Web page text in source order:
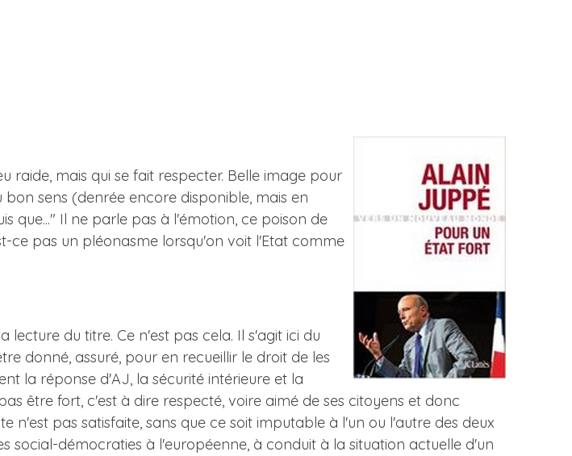
mais qui se fait respecter. Belle image pour
sens (denrée encore disponible, mais en
que..." Il ne parle pas à l'émotion, ce poison de
ce pas un pléonasme lorsqu'on voit l'Etat comme
du titre. Ce n'est pas cela. Il s'agit ici du
donné, assuré, pour en recueillir le droit de les
la réponse d'AJ, la sécurité intérieure et la
être fort, c'est à dire respecté, voire aimé de ses citoyens et donc
n'est pas satisfaite, sans que ce soit imputable à l'un ou l'autre des deux
social-démocraties à l'européenne, à conduit à la situation actuelle d'un